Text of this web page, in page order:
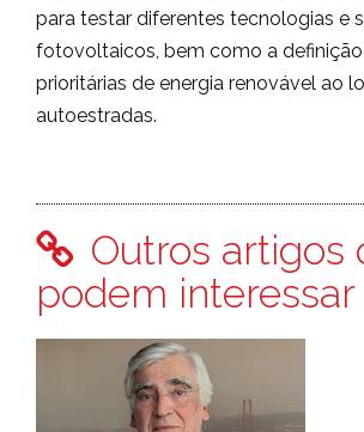
para testar diferentes tecnologias e
fotovoltaicos, bem como a
prioritárias de energia renovável ao
autoestradas.
Outros artigos
podem interessar